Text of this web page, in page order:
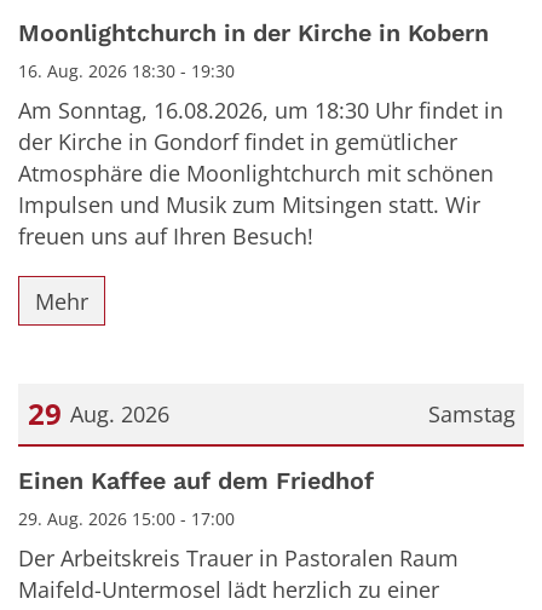
Datum: 16. August 2026
Moonlightchurch in der Kirche in Kobern
16. Aug. 2026 18:30 - 19:30
Am Sonntag, 16.08.2026, um 18:30 Uhr findet in
der Kirche in Gondorf findet in gemütlicher
Atmosphäre die Moonlightchurch mit schönen
Impulsen und Musik zum Mitsingen statt. Wir
freuen uns auf Ihren Besuch!
Mehr
Samstag
29 Aug. 2026
Datum: 29. August 2026
Einen Kaffee auf dem Friedhof
29. Aug. 2026 15:00 - 17:00
Der Arbeitskreis Trauer in Pastoralen Raum
Maifeld-Untermosel lädt herzlich zu einer